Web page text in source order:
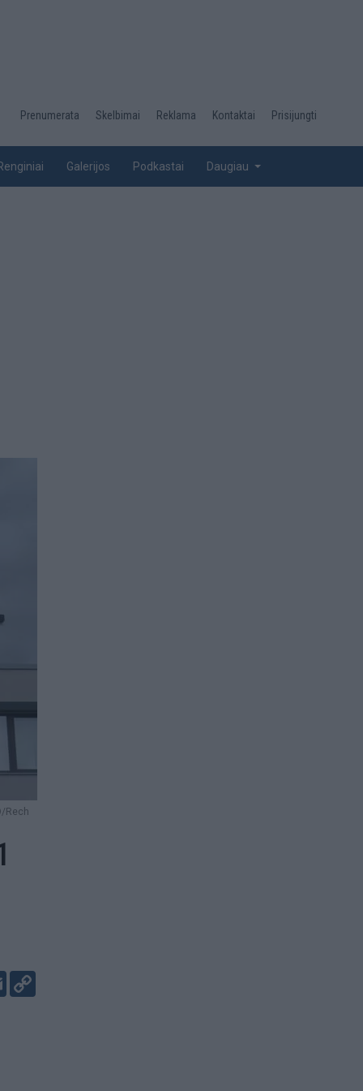
Desktop
top
Prenumerata Skelbimai Reklama Kontaktai Prisijungti
Galerijos Podkastai Daugiau
Rech
Email